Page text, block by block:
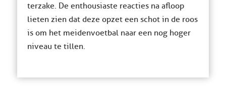
terzake. De enthousiaste reacties na afloop
lieten zien dat deze opzet een schot in de roos
is om het meidenvoetbal naar een nog hoger
niveau te tillen.